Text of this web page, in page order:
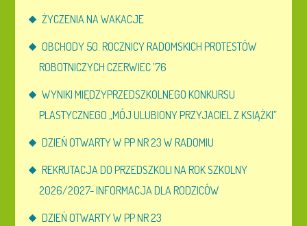
ŻYCZENIA NA WAKACJE
OBCHODY 50. ROCZNICY RADOMSKICH PROTESTÓW
ROBOTNICZYCH CZERWIEC ’76
WYNIKI MIĘDZYPRZEDSZKOLNEGO KONKURSU
PLASTYCZNEGO „MÓJ ULUBIONY PRZYJACIEL Z KSIĄŻKI”
DZIEŃ OTWARTY W PP NR 23 W RADOMIU
REKRUTACJA DO PRZEDSZKOLI NA ROK SZKOLNY
2026/2027- INFORMACJA DLA RODZICÓW
DZIEŃ OTWARTY W PP NR 23